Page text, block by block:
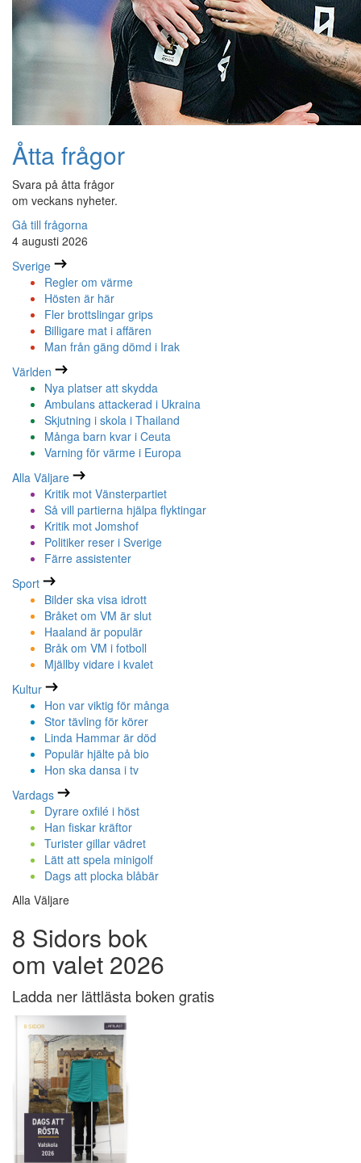
Åtta frågor
Svara på åtta frågor
om veckans nyheter.
Gå till frågorna
4 augusti 2026
Sverige
Regler om värme
Hösten är här
Fler brottslingar grips
Billigare mat i affären
Man från gäng dömd i Irak
Världen
Nya platser att skydda
Ambulans attackerad i Ukraina
Skjutning i skola i Thailand
Många barn kvar i Ceuta
Varning för värme i Europa
Alla Väljare
Kritik mot Vänsterpartiet
Så vill partierna hjälpa flyktingar
Kritik mot Jomshof
Politiker reser i Sverige
Färre assistenter
Sport
Bilder ska visa idrott
Bråket om VM är slut
Haaland är populär
Bråk om VM i fotboll
Mjällby vidare i kvalet
Kultur
Hon var viktig för många
Stor tävling för körer
Linda Hammar är död
Populär hjälte på bio
Hon ska dansa i tv
Vardags
Dyrare oxfilé i höst
Han fiskar kräftor
Turister gillar vädret
Lätt att spela minigolf
Dags att plocka blåbär
Alla Väljare
8 Sidors bok
om valet 2026
Ladda ner lättlästa boken gratis